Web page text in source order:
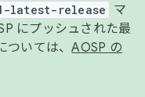
latest-release
マ
にプッシュされた最
ついては、AOSP の